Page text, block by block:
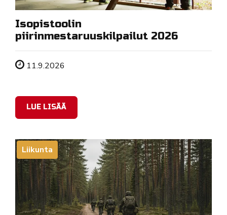
Isopistoolin
piirinmestaruuskilpailut 2026
Tapahtuman ajankohta
11.9.2026
LUE LISÄÄ
Liikunta